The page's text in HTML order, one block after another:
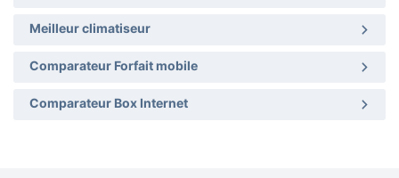
Meilleur climatiseur
Comparateur Forfait mobile
Comparateur Box Internet